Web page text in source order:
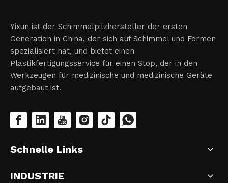
Yixun ist der Schimmelpilzhersteller der ersten
Generation in China, der sich auf Schimmel und Formen
spezialisiert hat, und bietet einen
Plastikfertigungsservice für einen Stop, der in den
Werkzeugen für medizinische und medizinische Geräte
aufgebaut ist.
Schnelle Links
INDUSTRIE